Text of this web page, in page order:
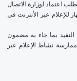
يوم 5 جويلية 2021، وتقدم بطلب اعتماد لوزارة الاتصال
كجهاز للإعلام عبر الأنترنت في
التقيد بما جاء به مضمون
نشاط الإعلام عبر